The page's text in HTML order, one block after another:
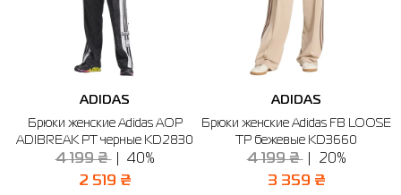
ADIDAS
Брюки женские Adidas AOP
ADIBREAK PT черные KD2830
4 199 ₴ 40%
2 519 ₴
ADIDAS
Брюки женские Adidas FB LOOSE
TP бежевые KD3660
4 199 ₴ 20%
3 359 ₴